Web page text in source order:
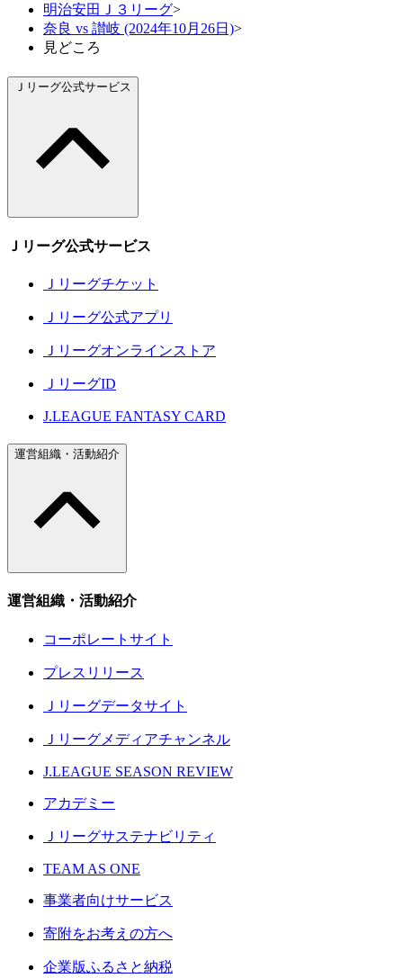
明治安田Ｊ３リーグ>
奈良 vs 讃岐 (2024年10月26日)>
見どころ
Ｊリーグ公式サービス
Ｊリーグ公式サービス
Ｊリーグチケット
Ｊリーグ公式アプリ
Ｊリーグオンラインストア
ＪリーグID
J.LEAGUE FANTASY CARD
運営組織・活動紹介
運営組織・活動紹介
コーポレートサイト
プレスリリース
Ｊリーグデータサイト
Ｊリーグメディアチャンネル
J.LEAGUE SEASON REVIEW
アカデミー
Ｊリーグサステナビリティ
TEAM AS ONE
事業者向けサービス
寄附をお考えの方へ
企業版ふるさと納税